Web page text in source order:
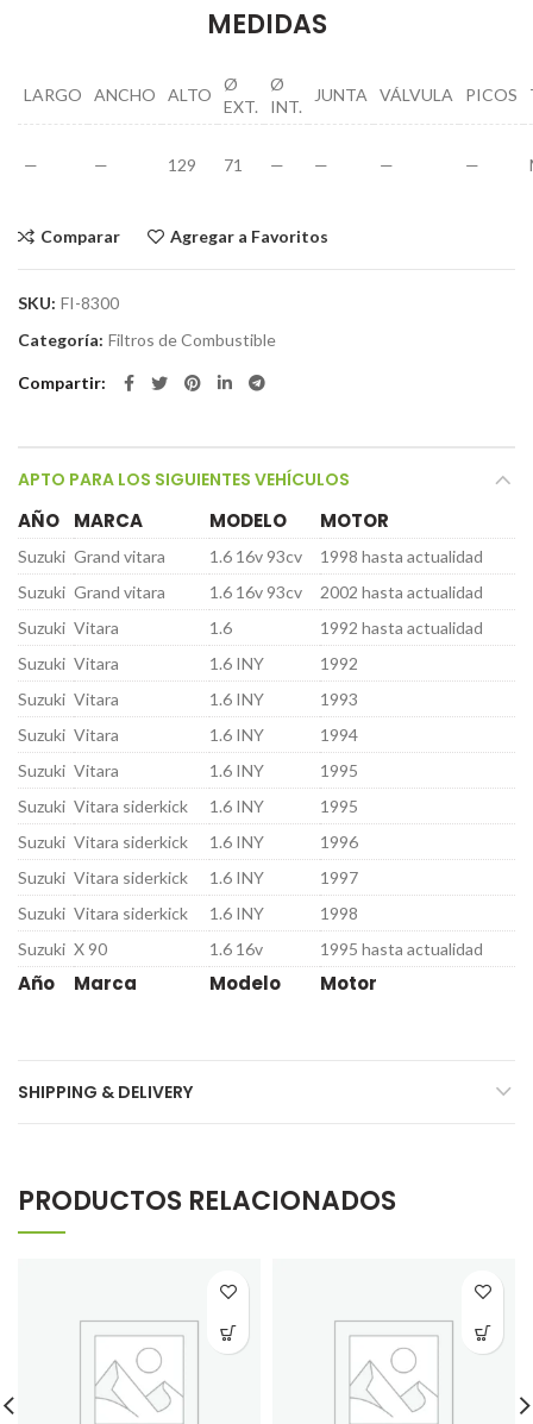
MEDIDAS
LARGO ANCHO ALTO
Ø
EXT.
Ø
INT.
JUNTA VÁLVULA PICOS
— — 129 71 — — — —
Comparar Agregar a Favoritos
SKU: FI-8300
Categoría: Filtros de Combustible
Compartir
APTO PARA LOS SIGUIENTES VEHÍCULOS
AÑO MARCA MODELO MOTOR
Año Marca Modelo Motor
Suzuki Grand vitara 1.6 16v 93cv
1998 hasta actualidad
Suzuki Grand vitara 1.6 16v 93cv
2002 hasta actualidad
Suzuki Vitara 1.6
1992 hasta actualidad
Suzuki Vitara 1.6 INY
1992
Suzuki Vitara 1.6 INY
1993
Suzuki Vitara 1.6 INY
1994
Suzuki Vitara 1.6 INY
1995
Suzuki Vitara siderkick 1.6 INY
1995
Suzuki Vitara siderkick 1.6 INY
1996
Suzuki Vitara siderkick 1.6 INY
1997
Suzuki Vitara siderkick 1.6 INY
1998
Suzuki X 90 1.6 16v 1995 hasta actualidad
SHIPPING & DELIVERY
PRODUCTOS RELACIONADOS